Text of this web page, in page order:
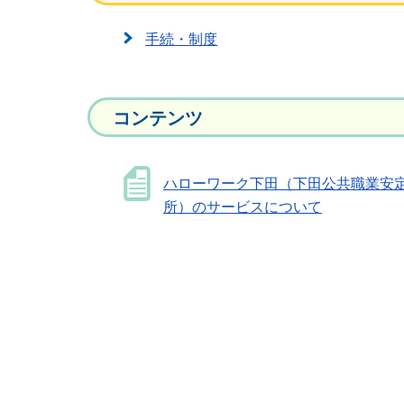
手続・制度
コンテンツ
ハローワーク下田（下田公共職業安
所）のサービスについて